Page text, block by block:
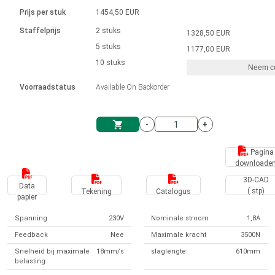
Eenheidssysteem
Solenoïden
driver
Ø 28-42| 1-1400 rpm | <= 290Ncm
Borstelloze DC-motordrivers
Borstel DC-motordrivers DPWM-
Stappenmotor drivers
Synchroon-asynchroon | voor 1-4 aandrijvingen
Besturingskasten
Synchroon-asynchroon | voor 1-4 aandrijvingen
Français (EUR)
Norsk (NOK)
Suomi (EUR)
Svenska (SEK)
Prijs per stuk
Staffelprijs
Voorraadstatus
1454,50 EUR
2 stuks
5 stuks
10 stuks
Available On Backorder
1328,50 EUR
1177,00 EUR
Neem
- +
Pagina
Data
papier
Tekening Catalogus
3D-CAD
(.stp)
Spanning 230V Nominale stroom 1,8A
Feedback Nee Maximale kracht 3500N
Snelheid bij maximale
belasting
18mm/s slaglengte: 610mm